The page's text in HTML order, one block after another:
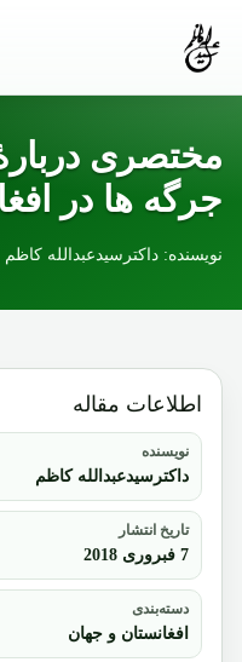
مختصری
جرگه ها در
نویسنده: داکترسیدعبدالله کاظم | تاریخ
اطلاعات مقاله
نویسنده
داکترسیدعبدالله کاظم
تاریخ انتشار
7 فبروری 2018
دسته‌بندی
افغانستان و جهان